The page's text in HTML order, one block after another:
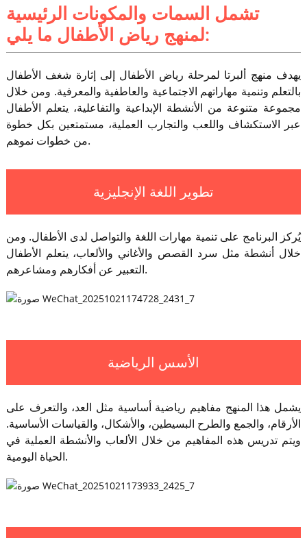
تشمل السمات والمكونات الرئيسية
لمنهج رياض الأطفال ما يلي:
يهدف منهج ألبرتا لمرحلة رياض الأطفال إلى إثارة شغف الأطفال
بالتعلم وتنمية مهاراتهم الاجتماعية والعاطفية والمعرفية. ومن خلال
مجموعة متنوعة من الأنشطة الإبداعية والتفاعلية، يتعلم الأطفال
عبر الاستكشاف واللعب والتجارب العملية، مستمتعين بكل خطوة
من خطوات نموهم.
تطوير اللغة الإنجليزية
يُركز البرنامج على تنمية مهارات اللغة والتواصل لدى الأطفال. ومن
خلال أنشطة مثل سرد القصص والأغاني والألعاب، يتعلم الأطفال
التعبير عن أفكارهم ومشاعرهم.
الأسس الرياضية
يشمل هذا المنهج مفاهيم رياضية أساسية مثل العد، والتعرف على
الأرقام، والجمع والطرح البسيطين، والأشكال، والقياسات الأساسية.
ويتم تدريس هذه المفاهيم من خلال الألعاب والأنشطة العملية في
الحياة اليومية.